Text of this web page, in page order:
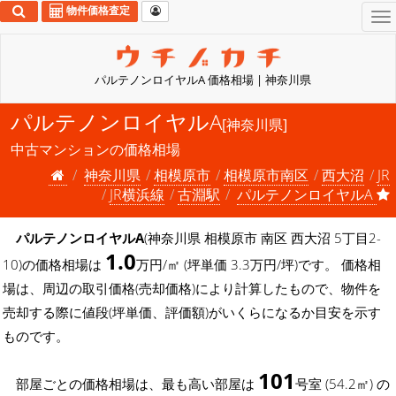
パルテノンロイヤルA 価格相場 | 神奈川県
物件価格査定
パルテノンロイヤルA[神奈川県]
中古マンションの価格相場
神奈川県
相模原市 相模原市南区 西大沼
JR
JR横浜線
古淵駅 パルテノンロイヤルA
パルテノンロイヤルA(神奈川県 相模原市 南区 西大沼 5丁目2-
10)の価格相場は 1.0万円/㎡ (坪単価 3.3万円/坪)です。 価格相
場は、周辺の取引価格(売却価格)により計算したもので、物件を
売却する際に値段(坪単価、評価額)がいくらになるか目安を示す
ものです。
部屋ごとの価格相場は、最も高い部屋は 101 号室 (54.2㎡) の